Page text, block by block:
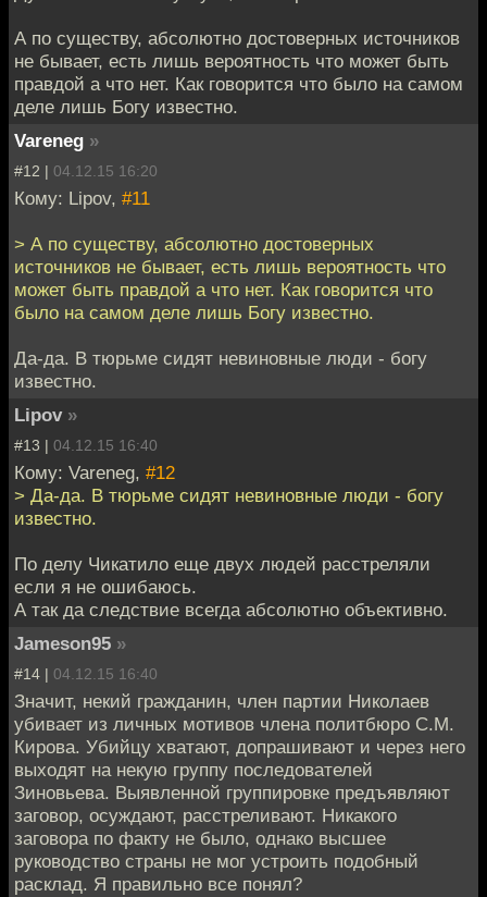
А по существу, абсолютно достоверных источников
не бывает, есть лишь вероятность что может быть
правдой а что нет. Как говорится что было на самом
деле лишь Богу известно.
Vareneg »
#12 | 04.12.15 16:20
Кому: Lipov, #11
> А по существу, абсолютно достоверных
источников не бывает, есть лишь вероятность что
может быть правдой а что нет. Как говорится что
было на самом деле лишь Богу известно.
Да-да. В тюрьме сидят невиновные люди - богу
известно.
Lipov »
#13 | 04.12.15 16:40
Кому: Vareneg, #12
> Да-да. В тюрьме сидят невиновные люди - богу
известно.
По делу Чикатило еще двух людей расстреляли
если я не ошибаюсь.
А так да следствие всегда абсолютно объективно.
Jameson95 »
#14 | 04.12.15 16:40
Значит, некий гражданин, член партии Николаев
убивает из личных мотивов члена политбюро С.М.
Кирова. Убийцу хватают, допрашивают и через него
выходят на некую группу последователей
Зиновьева. Выявленной группировке предъявляют
заговор, осуждают, расстреливают. Никакого
заговора по факту не было, однако высшее
руководство страны не мог устроить подобный
расклад. Я правильно все понял?